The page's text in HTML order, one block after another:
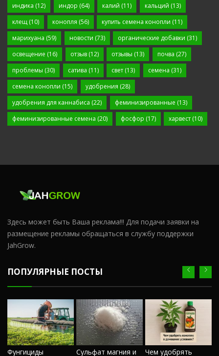
индика (12) индор (64) калий (11) кальций (13)
клещ (10) конопля (56) купить семена конопли (11)
марихуана (59) новости (73) органические добавки (31)
освещение (16) отзыв(12) отзывы (13) почва (27)
проблемы (30) сатива (11) свет (13) семена (31)
семена конопли (15) удобрения (28)
удобрения для каннабиса (22) феминизированные (13)
феминизированные семена (20) фосфор (17) харвест (10)
Здесь может быть Ваша реклама!!! Для подачи заявки на
размещение рекламы обращаться в службу поддержки
JahGrow.
ПОПУЛЯРНЫЕ ПОСТЫ
Фунгициды
Сульфат магния и
Чем удобрять